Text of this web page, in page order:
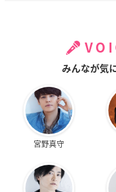
みんなが気
宮野真守